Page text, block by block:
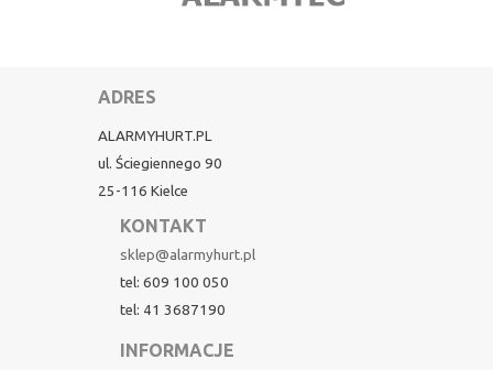
ADRES
ALARMYHURT.PL
ul. Ściegiennego 90
25-116 Kielce
KONTAKT
sklep@alarmyhurt.pl
tel: 609 100 050
tel: 41 3687190
INFORMACJE